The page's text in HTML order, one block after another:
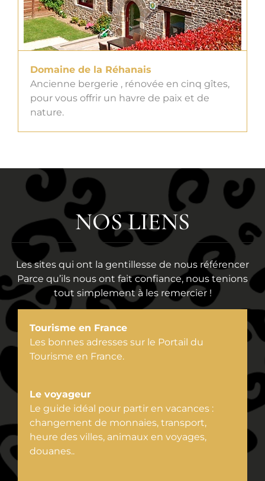
Domaine de la Réhanais
Ancienne bergerie , rénovée en cinq gîtes,
pour vous offrir un havre de paix et de
nature.
NOS LIENS
Les sites qui ont la gentillesse de nous référencer
Parce qu’ils nous ont fait confiance, nous tenions
tout simplement à les remercier !
Tourisme en France
Les bonnes adresses sur le Portail du
Tourisme en France.
Le voyageur
Le guide idéal pour partir en vacances :
changement de monnaies, transport,
heure des villes, animaux en voyages,
douanes..